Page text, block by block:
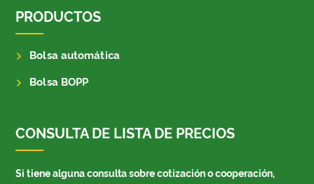
PRODUCTOS
Bolsa automática
Bolsa BOPP
CONSULTA DE LISTA DE PRECIOS
Si tiene alguna consulta sobre cotización o cooperación,